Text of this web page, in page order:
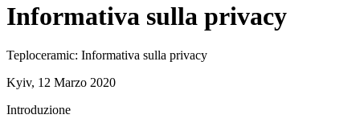
Informativa sulla privacy
Teploceramic: Informativa sulla privacy
Kyiv, 12 Marzo 2020
Introduzione